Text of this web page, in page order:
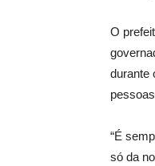
O
durante
“É
só da